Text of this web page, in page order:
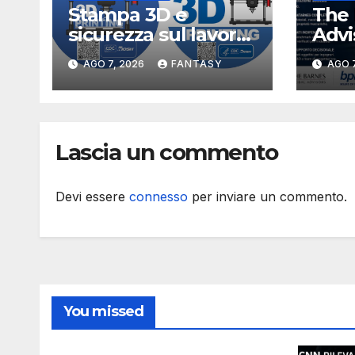
Stampa 3D e
sicurezza sul lavoro,
i rischi dell’additive
manufacturing
secondo NIOSH
AGO 7, 2026 FANTASY
The
per
AGO
Lascia un commento
Devi essere connesso per inviare un commento.
You missed